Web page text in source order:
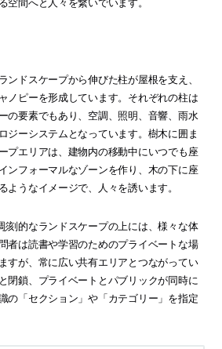
ンドスケープから伸びた柱が屋根を支え、
ノピーを形成しています。それぞれの柱は
の要素でもあり、空調、照明、音響、雨水
ジーシステムとなっています。樹木に囲ま
プエリアは、建物内の移動中にいつでも座
ンフォーマルなゾーンを作り、木の下に座
ようなイメージで、人々を誘います。
刻的なランドスケープの上には、様々な体
者は読書や学習のためのプライベートな場
すが、常に広い共有エリアとつながってい
閉鎖、プライベートとパブリックが同時に
の「セクション」や「カテゴリー」を指定